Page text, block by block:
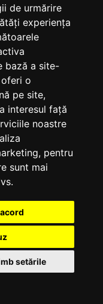
de urmărire
experiența
bază a site-
o
pe site,
interesul față
noastre
, pentru
sunt mai
.
setările